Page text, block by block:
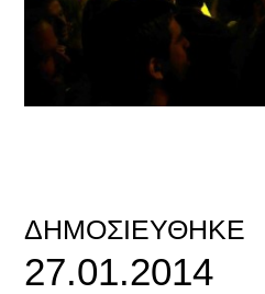
ΔΗΜΟΣΙΕΎΘΗΚΕ
27.01.2014